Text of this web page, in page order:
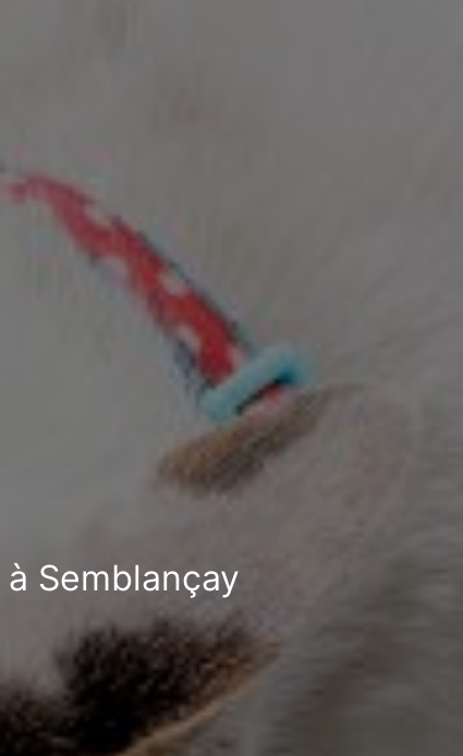
Semblançay